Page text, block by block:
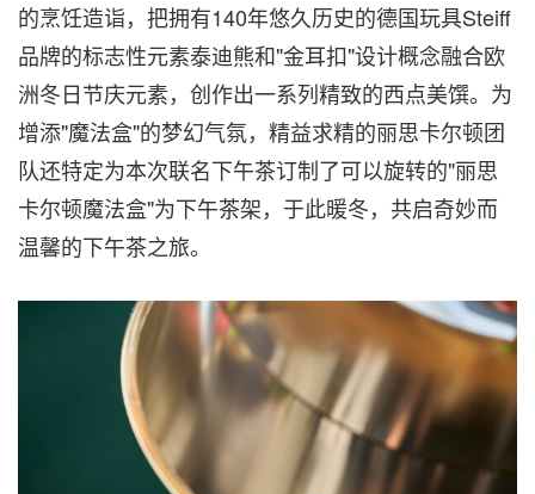
的烹饪造诣，把拥有140年悠久历史的德国玩具Steiff
品牌的标志性元素泰迪熊和"金耳扣"设计概念融合欧
洲冬日节庆元素，创作出一系列精致的西点美馔。为
增添"魔法盒"的梦幻气氛，精益求精的丽思卡尔顿团
队还特定为本次联名下午茶订制了可以旋转的"丽思
卡尔顿魔法盒"为下午茶架，于此暖冬，共启奇妙而
温馨的下午茶之旅。